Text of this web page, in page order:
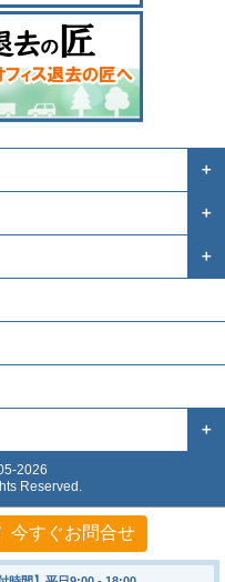
今すぐお問合せ
＋
＋
＋
＋
2026
Reserved.